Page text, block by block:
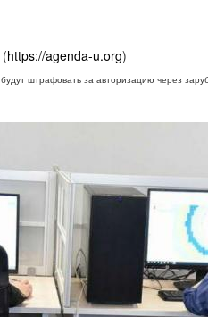
(https://agenda-u.org)
штрафовать за авторизацию через